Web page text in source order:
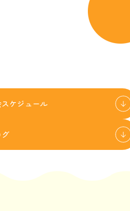
ケジュール
グ